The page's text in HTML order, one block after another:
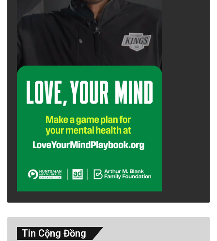
Tin Cộng Đồng